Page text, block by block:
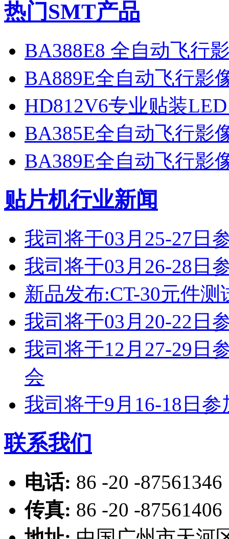
热门SMT产品
BA388E8 全自动飞行
BA889E全自动飞行影
HD812V6专业贴装
BA385E全自动飞行影
BA389E全自动飞行影
贴片机行业新闻
我司将于03月25-27日
我司将于03月26-28日
新品发布:CT-30元件测
我司将于03月20-22日
我司将于12月27-29日
会
我司将于9月16-18日
联系我们
电话: 86 -20 -87561346
传真: 86 -20 -87561406